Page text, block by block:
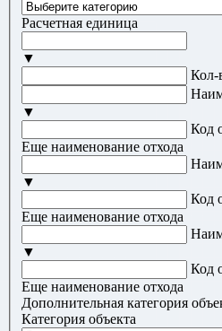
Расчетная единица
▼
Кол-
▼
Код
Еще наименование отхода
▼
Код
Еще наименование отхода
▼
Код
Еще наименование отхода
Дополнительная категория
Категория объекта